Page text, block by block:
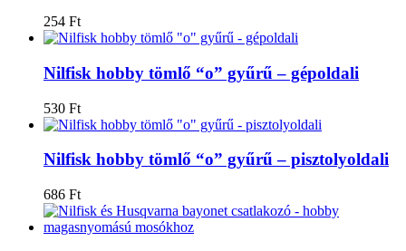
254 Ft
Nilfisk hobby tömlő “o” gyűrű – gépoldali
530 Ft
Nilfisk hobby tömlő “o” gyűrű – pisztolyoldali
686 Ft